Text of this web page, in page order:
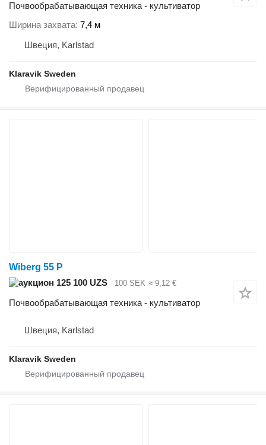
Почвообрабатывающая техника - культиватор
Ширина захвата 7,4 м
Швеция, Karlstad
Klaravik Sweden
Wiberg 55 P
125 100 UZS
100 SEK ≈ 9,12 €
Почвообрабатывающая техника - культиватор
Швеция, Karlstad
Klaravik Sweden